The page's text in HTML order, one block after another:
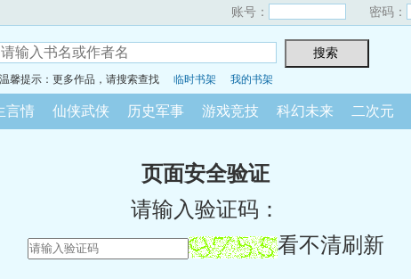
账号： 密码：
温馨提示：更多作品，请搜索查找 临时书架 我的书架
言情 仙侠武侠 历史军事 游戏竞技 科幻未来 二次元
页面安全验证
请输入验证码：
看不清刷新